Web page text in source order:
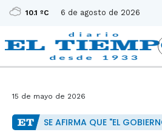
10.1 ºC 6 de agosto de 2026
15 de mayo de 2026
SE AFIRMA QUE "EL